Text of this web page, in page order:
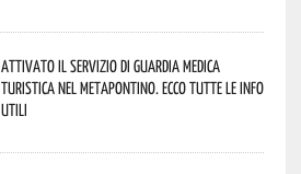
Attivato il servizio di Guardia Medica
Turistica nel Metapontino. Ecco tutte le info
utili